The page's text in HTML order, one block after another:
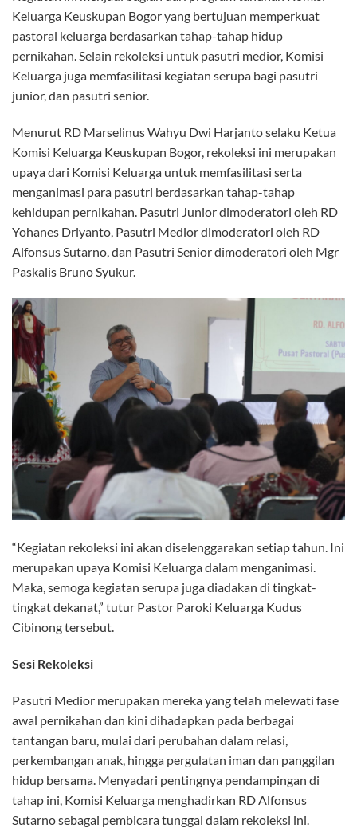
Keluarga Keuskupan Bogor yang bertujuan memperkuat
pastoral keluarga berdasarkan tahap-tahap hidup
pernikahan. Selain rekoleksi untuk pasutri medior, Komisi
Keluarga juga memfasilitasi kegiatan serupa bagi pasutri
junior, dan pasutri senior.
Menurut RD Marselinus Wahyu Dwi Harjanto selaku Ketua
Komisi Keluarga Keuskupan Bogor, rekoleksi ini merupakan
upaya dari Komisi Keluarga untuk memfasilitasi serta
menganimasi para pasutri berdasarkan tahap-tahap
kehidupan pernikahan. Pasutri Junior dimoderatori oleh RD
Yohanes Driyanto, Pasutri Medior dimoderatori oleh RD
Alfonsus Sutarno, dan Pasutri Senior dimoderatori oleh Mgr
Paskalis Bruno Syukur.
“Kegiatan rekoleksi ini akan diselenggarakan setiap tahun. Ini
merupakan upaya Komisi Keluarga dalam menganimasi.
Maka, semoga kegiatan serupa juga diadakan di tingkat-
tingkat dekanat,” tutur Pastor Paroki Keluarga Kudus
Cibinong tersebut.
Sesi Rekoleksi
Pasutri Medior merupakan mereka yang telah melewati fase
awal pernikahan dan kini dihadapkan pada berbagai
tantangan baru, mulai dari perubahan dalam relasi,
perkembangan anak, hingga pergulatan iman dan panggilan
hidup bersama. Menyadari pentingnya pendampingan di
tahap ini, Komisi Keluarga menghadirkan RD Alfonsus
Sutarno sebagai pembicara tunggal dalam rekoleksi ini.